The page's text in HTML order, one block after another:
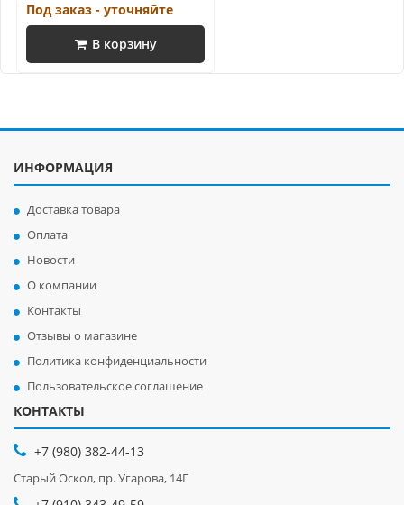
Под заказ - уточняйте
В корзину
ИНФОРМАЦИЯ
Доставка товара
Оплата
Новости
О компании
Контакты
Отзывы о магазине
Политика конфиденциальности
Пользовательское соглашение
КОНТАКТЫ
+7 (980) 382-44-13
Старый Оскол, пр. Угарова, 14Г